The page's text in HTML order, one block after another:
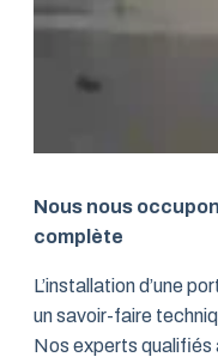
Nous nous
complète
L’installation d’une
un savoir-faire
Nos experts qualifiés